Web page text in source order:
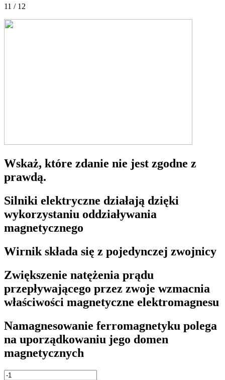
11 / 12
Wskaż, które zdanie nie jest zgodne z
prawdą.
Silniki elektryczne działają dzięki
wykorzystaniu oddziaływania
magnetycznego
Wirnik składa się z pojedynczej zwojnicy
Zwiększenie natężenia prądu
przepływającego przez zwoje wzmacnia
właściwości magnetyczne elektromagnesu
Namagnesowanie ferromagnetyku polega
na uporządkowaniu jego domen
magnetycznych